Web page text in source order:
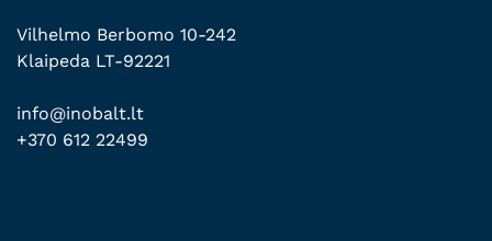
Vilhelmo Berbomo 10-242
Klaipeda LT-92221
info@inobalt.lt
+370 612 22499